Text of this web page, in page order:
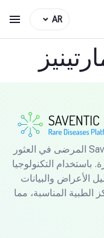
AR
منذ عام 2019، تساعد شركة Saventic Care المرضى في العثور
التكنولوجيا
الأعراض والبيانات
الطبية المناسبة، مما